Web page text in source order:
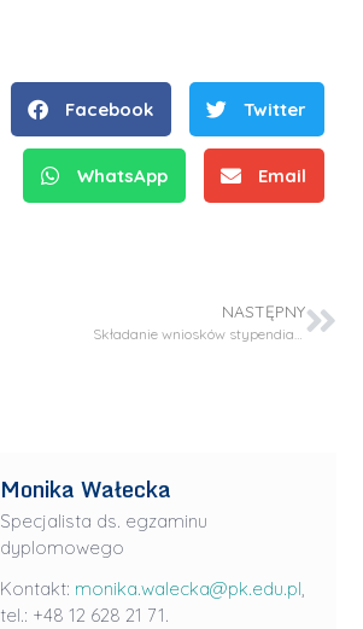
Facebook Twitter
WhatsApp Email
NASTĘPNY
Składanie wniosków stypendialnych
Monika Wałecka
Specjalista ds. egzaminu
dyplomowego
Kontakt: monika.walecka@pk.edu.pl,
tel.: +48 12 628 21 71.